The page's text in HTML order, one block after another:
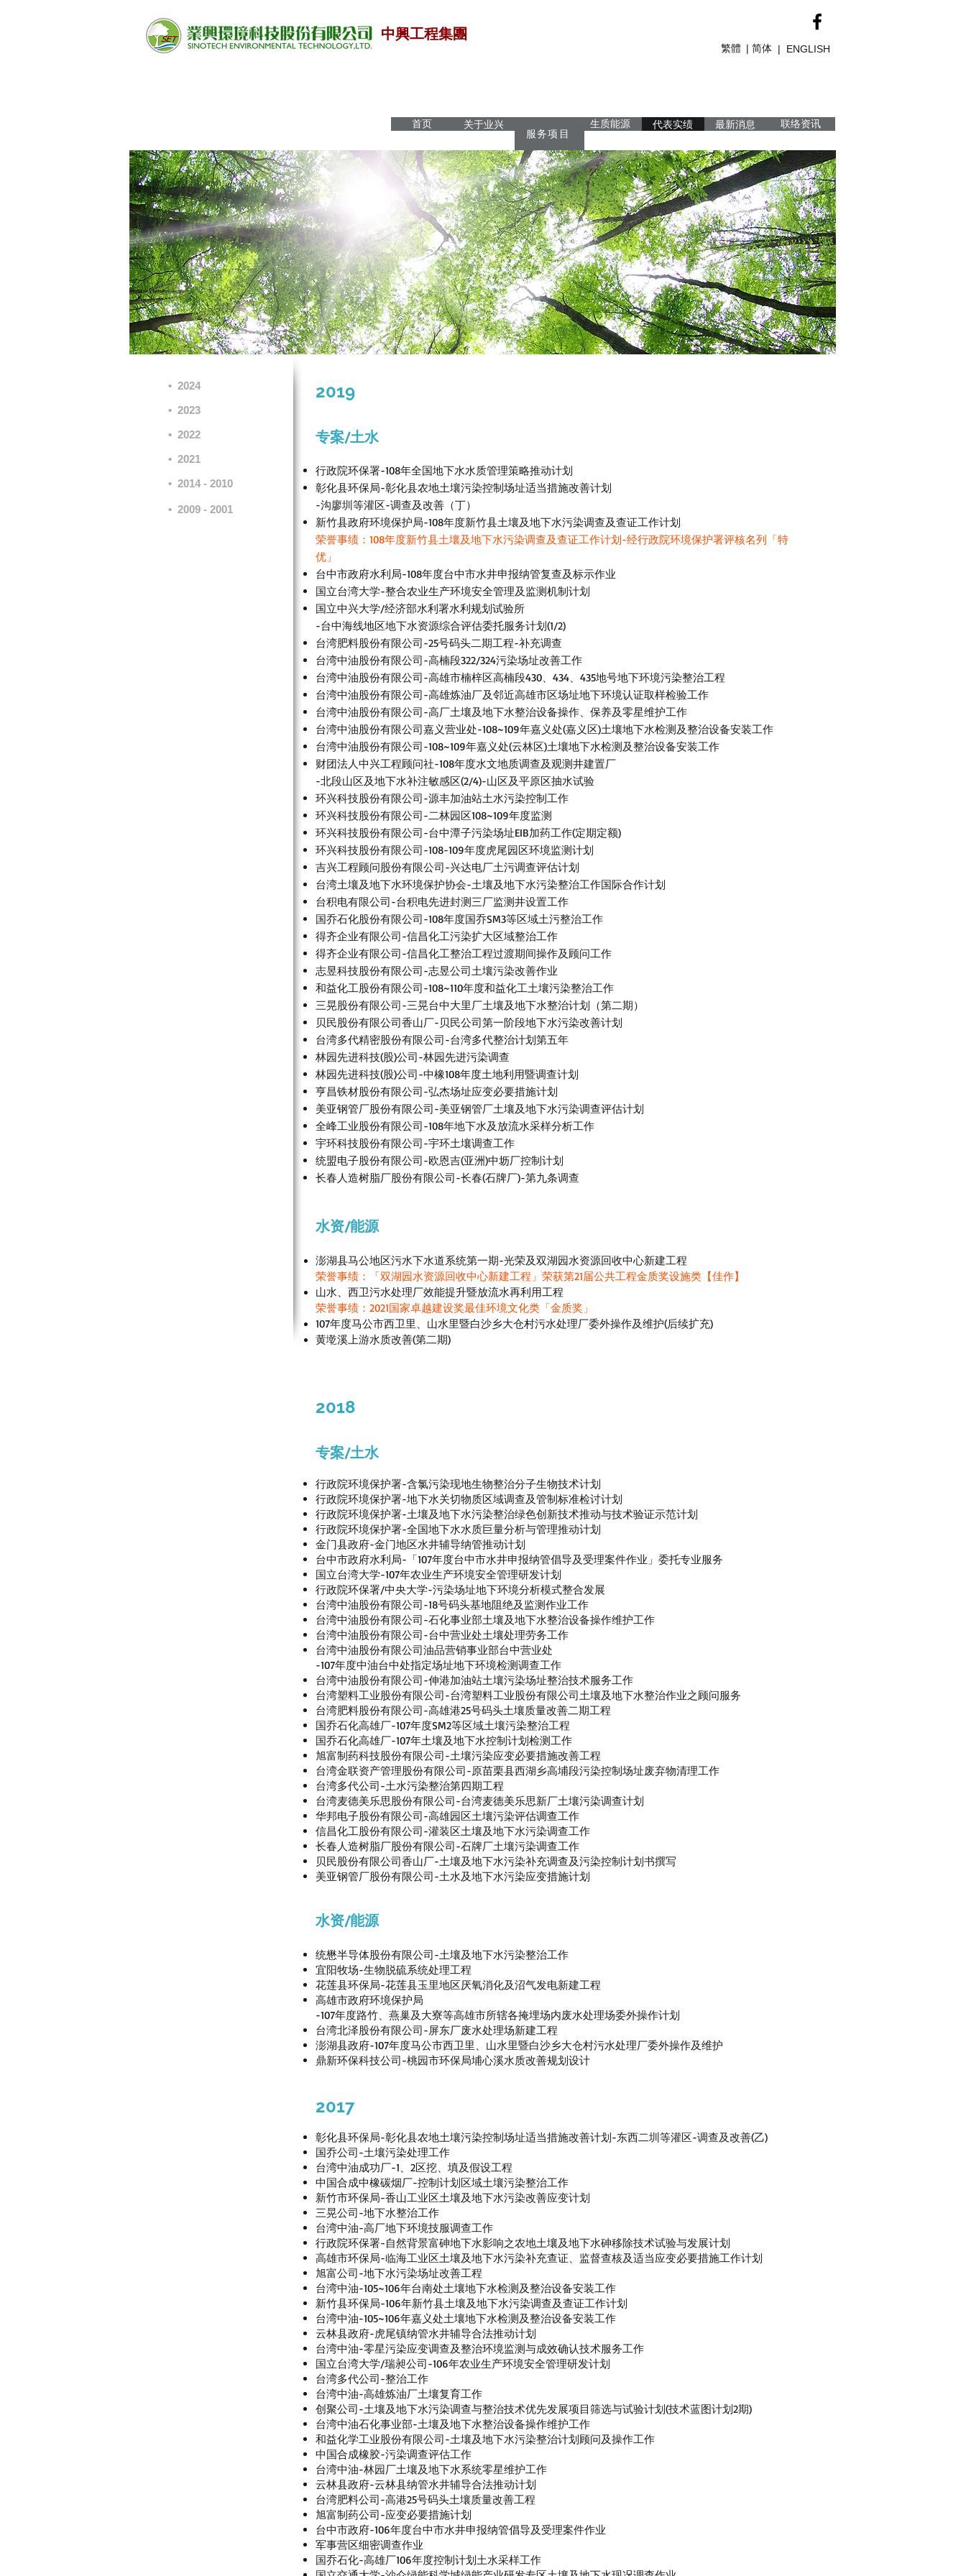
中興工程集團
繁體 | 简体 | ENGLISH
服务项目
首页 关于业兴 代表实绩 最新消息
生质能源 联络资讯
• 2024
• 2023
• 2022
• 2021
• 2014 - 2010
• 2009 - 2001
2019
专案/土水
行政院环保署-108年全国地下水水质管理策略推动计划
彰化县环保局-彰化县农地土壤污染控制场址适当措施改善计划
-沟廖圳等灌区-调查及改善（丁）
新竹县政府环境保护局-108年度新竹县土壤及地下水污染调查及查证工作计划
荣誉事绩：108年度新竹县土壤及地下水污染调查及查证工作计划-经行政院环境保护署评核名列「特
优」
台中市政府水利局-108年度台中市水井申报纳管复查及标示作业
国立台湾大学-整合农业生产环境安全管理及监测机制计划
国立中兴大学/经济部水利署水利规划试验所
-台中海线地区地下水资源综合评估委托服务计划(1/2)
台湾肥料股份有限公司-25号码头二期工程-补充调查
台湾中油股份有限公司-高楠段322/324污染场址改善工作
台湾中油股份有限公司-高雄市楠梓区高楠段430、434、435地号地下环境污染整治工程
台湾中油股份有限公司-高雄炼油厂及邻近高雄市区场址地下环境认证取样检验工作
台湾中油股份有限公司-高厂土壤及地下水整治设备操作、保养及零星维护工作
台湾中油股份有限公司嘉义营业处-108~109年嘉义处(嘉义区)土壤地下水检测及整治设备安装工作
台湾中油股份有限公司-108~109年嘉义处(云林区)土壤地下水检测及整治设备安装工作
财团法人中兴工程顾问社-108年度水文地质调查及观测井建置厂
-北段山区及地下水补注敏感区(2/4)-山区及平原区抽水试验
环兴科技股份有限公司-源丰加油站土水污染控制工作
环兴科技股份有限公司-二林园区108~109年度监测
环兴科技股份有限公司-台中潭子污染场址EIB加药工作(定期定额)
环兴科技股份有限公司-108-109年度虎尾园区环境监测计划
吉兴工程顾问股份有限公司-兴达电厂土污调查评估计划
台湾土壤及地下水环境保护协会-土壤及地下水污染整治工作国际合作计划
台积电有限公司-台积电先进封测三厂监测井设置工作
国乔石化股份有限公司-108年度国乔SM3等区域土污整治工作
得齐企业有限公司-信昌化工污染扩大区域整治工作
得齐企业有限公司-信昌化工整治工程过渡期间操作及顾问工作
志昱科技股份有限公司-志昱公司土壤污染改善作业
和益化工股份有限公司-108~110年度和益化工土壤污染整治工作
三晃股份有限公司-三晃台中大里厂土壤及地下水整治计划（第二期）
贝民股份有限公司香山厂-贝民公司第一阶段地下水污染改善计划
台湾多代精密股份有限公司-台湾多代整治计划第五年
林园先进科技(股)公司-林园先进污染调查
林园先进科技(股)公司-中橡108年度土地利用暨调查计划
亨昌铁材股份有限公司-弘杰场址应变必要措施计划
美亚钢管厂股份有限公司-美亚钢管厂土壤及地下水污染调查评估计划
全峰工业股份有限公司-108年地下水及放流水采样分析工作
宇环科技股份有限公司-宇环土壤调查工作
统盟电子股份有限公司-欧恩吉(亚洲)中坜厂控制计划
长春人造树脂厂股份有限公司-长春(石牌厂)-第九条调查
水资/能源
澎湖县马公地区污水下水道系统第一期-光荣及双湖园水资源回收中心新建工程
荣誉事绩：「双湖园水资源回收中心新建工程」荣获第21届公共工程金质奖设施类【佳作】
山水、西卫污水处理厂效能提升暨放流水再利用工程
荣誉事绩：2021国家卓越建设奖最佳环境文化类「金质奖」
107年度马公市西卫里、山水里暨白沙乡大仓村污水处理厂委外操作及维护(后续扩充)
黄墘溪上游水质改善(第二期)
2018
专案/土水
行政院环境保护署-含氯污染现地生物整治分子生物技术计划
行政院环境保护署-地下水关切物质区域调查及管制标准检讨计划
行政院环境保护署-土壤及地下水污染整治绿色创新技术推动与技术验证示范计划
行政院环境保护署-全国地下水水质巨量分析与管理推动计划
金门县政府-金门地区水井辅导纳管推动计划
台中市政府水利局-「107年度台中市水井申报纳管倡导及受理案件作业」委托专业服务
国立台湾大学-107年农业生产环境安全管理研发计划
行政院环保署/中央大学-污染场址地下环境分析模式整合发展
台湾中油股份有限公司-18号码头基地阻绝及监测作业工作
台湾中油股份有限公司-石化事业部土壤及地下水整治设备操作维护工作
台湾中油股份有限公司-台中营业处土壤处理劳务工作
台湾中油股份有限公司油品营销事业部台中营业处
-107年度中油台中处指定场址地下环境检测调查工作
台湾中油股份有限公司-伸港加油站土壤污染场址整治技术服务工作
台湾塑料工业股份有限公司-台湾塑料工业股份有限公司土壤及地下水整治作业之顾问服务
台湾肥料股份有限公司-高雄港25号码头土壤质量改善二期工程
国乔石化高雄厂-107年度SM2等区域土壤污染整治工程
国乔石化高雄厂-107年土壤及地下水控制计划检测工作
旭富制药科技股份有限公司-土壤污染应变必要措施改善工程
台湾金联资产管理股份有限公司-原苗栗县西湖乡高埔段污染控制场址废弃物清理工作
台湾多代公司-土水污染整治第四期工程
台湾麦德美乐思股份有限公司-台湾麦德美乐思新厂土壤污染调查计划
华邦电子股份有限公司-高雄园区土壤污染评估调查工作
信昌化工股份有限公司-灌装区土壤及地下水污染调查工作
长春人造树脂厂股份有限公司-石牌厂土壤污染调查工作
贝民股份有限公司香山厂-土壤及地下水污染补充调查及污染控制计划书撰写
美亚钢管厂股份有限公司-土水及地下水污染应变措施计划
水资/能源
统懋半导体股份有限公司-土壤及地下水污染整治工作
宜阳牧场-生物脱硫系统处理工程
花莲县环保局-花莲县玉里地区厌氧消化及沼气发电新建工程
高雄市政府环境保护局
-107年度路竹、燕巢及大寮等高雄市所辖各掩埋场内废水处理场委外操作计划
台湾北泽股份有限公司-屏东厂废水处理场新建工程
澎湖县政府-107年度马公市西卫里、山水里暨白沙乡大仓村污水处理厂委外操作及维护
鼎新环保科技公司-桃园市环保局埔心溪水质改善规划设计
2017
彰化县环保局-彰化县农地土壤污染控制场址适当措施改善计划-东西二圳等灌区-调查及改善(乙)​
国乔公司-土壤污染处理工作
台湾中油成功厂-1、2区挖、填及假设工程
中国合成中橡碳烟厂-控制计划区域土壤污染整治工作
新竹市环保局-香山工业区土壤及地下水污染改善应变计划
三晃公司-地下水整治工作
台湾中油-高厂地下环境技服调查工作
行政院环保署-自然背景富砷地下水影响之农地土壤及地下水砷移除技术试验与发展计划
​高雄市环保局-临海工业区土壤及地下水污染补充查证、监督查核及适当应变必要措施工作计划
旭富公司-地下水污染场址改善工程
台湾中油-105~106年台南处土壤地下水检测及整治设备安装工作
新竹县环保局-106年新竹县土壤及地下水污染调查及查证工作计划
台湾中油-105~106年嘉义处土壤地下水检测及整治设备安装工作
云林县政府-虎尾镇纳管水井辅导合法推动计划
台湾中油-零星污染应变调查及整治环境监测与成效确认技术服务工作
国立台湾大学/瑞昶公司-106年农业生产环境安全管理研发计划
台湾多代公司-整治工作
台湾中油-高雄炼油厂土壤复育工作
创聚公司-土壤及地下水污染调查与整治技术优先发展项目筛选与试验计划(技术蓝图计划2期)
台湾中油石化事业部-土壤及地下水整治设备操作维护工作
和益化学工业股份有限公司-土壤及地下水污染整治计划顾问及操作工作
中国合成橡胶-污染调查评估工作
台湾中油-林园厂土壤及地下水系统零星维护工作
云林县政府-云林县纳管水井辅导合法推动计划
台湾肥料公司-高港25号码头土壤质量改善工程
旭富制药公司-应变必要措施计划
台中市政府-106年度台中市水井申报纳管倡导及受理案件作业
军事营区细密调查作业
国乔石化-高雄厂106年度控制计划土水采样工作